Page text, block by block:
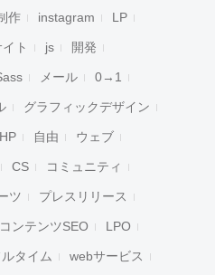
作 instagram LP
ト js 開発
メール 0→1
グラフィックデザイン
自由 ウェブ
CS コミュニティ
ツ プレスリリース
コンテンツSEO LPO
タイム webサービス